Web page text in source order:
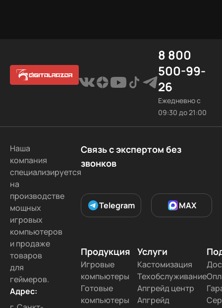
8 800
500-99-
26
Ежедневно с
09:30 до 21:00
Наша
компания
специализируется
на
производстве
мощных
игровых
компьютеров
и продаже
товаров
для
геймеров.
Адрес:
Связь с экспертом без
звонков
Telegram MAX
Продукция
Игровые
компьютеры
Готовые
компьютеры
Услуги
Кастомизация
Техобслуживание
Апгрейд центр
Апгрейд